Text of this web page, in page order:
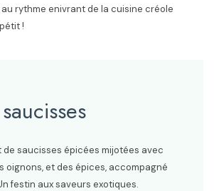
rythme enivrant de la cuisine créole
!
de saucisses épicées mijotées avec
oignons, et des épices, accompagné
festin aux saveurs exotiques.